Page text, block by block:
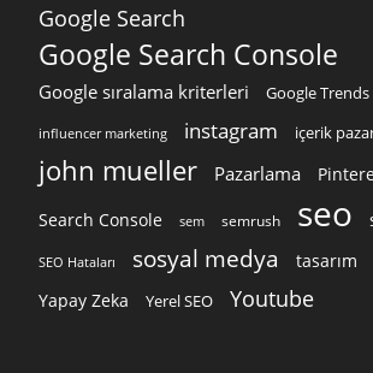
Google Search
Google Search Console
Google sıralama kriterleri Google Trends
influencer marketing instagram içerik
john mueller Pazarlama
Search Console sem semrush seo
SEO Hataları sosyal medya tasarım
Yapay Zeka Yerel SEO Youtube